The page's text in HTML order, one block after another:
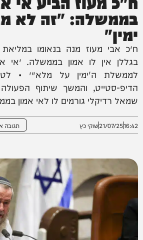
בממשלה: "זה לא
ימין"
ח״כ אבי מעוז מנה בנאומו
בגללן אין לו אמון בממשלה. ״אי
לממשלת ה'ימין על מלא׳״ •
הדיפ-סטייט, והמשך שיתוף
שמאל רדיקלי גורמים לו לאי אמון
16:42
21/07/25שוקי כץ תגובה